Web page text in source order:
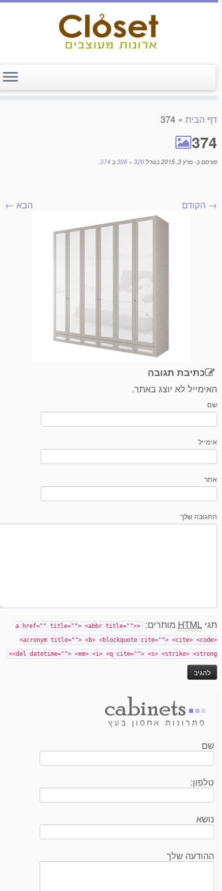
דף הבית »
374
374
פורסם ב- מרץ 3, 2015 בגודל320 × 306 ב374
.
→ הקודם הבא ←
כתיבת תגובה
האימייל לא יוצג באתר.
שם
אימייל
אתר
התגובה שלך
תגי HTMLמותרים:
<a href="" title=""> <abbr title="">
<acronym title=""> <b> <blockquote cite=""> <cite> <code>
<del datetime=""> <em> <i> <q cite=""> <s> <strike> <strong>
שם
טלפון:
נושא
ההודעה שלך